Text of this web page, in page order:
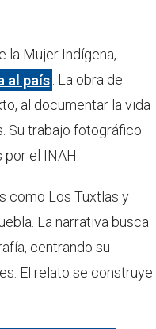
la Mujer Indígena,
al país . La obra de
al documentar la vida
Su trabajo fotográfico
por el INAH.
como Los Tuxtlas y
La narrativa busca
centrando su
El relato se construye